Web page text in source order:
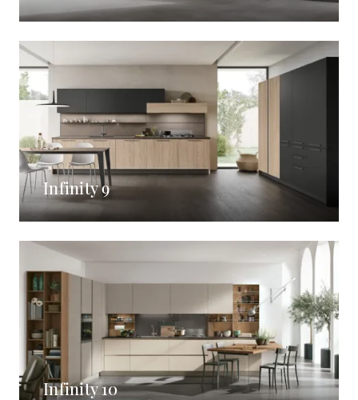
Infinity 9
Infinity 10